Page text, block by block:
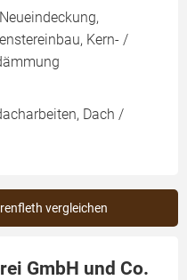
Kern- /
Dach /
vergleichen
GmbH und Co.